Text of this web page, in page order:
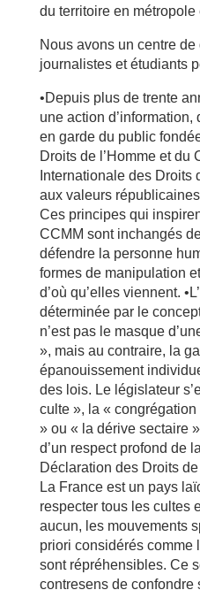
du territoire en métropole
Nous avons un centre
journalistes et étudiants
•Depuis plus de trente
une action d’information,
en garde du public
Droits de l’Homme et du
Internationale des Droits
aux valeurs
Ces principes qui
CCMM sont inchangés
défendre la personne
formes de manipulation
d’où qu’elles viennent.
déterminée par le
n’est pas le masque
», mais au contraire, la
épanouissement
des lois. Le législateur
culte », la « congrégation
» ou « la dérive sectaire
d’un respect profond de
Déclaration des Droits
La France est un pays
respecter tous les cultes
aucun, les mouvements
priori considérés comme
sont répréhensibles. Ce
contresens de confondre